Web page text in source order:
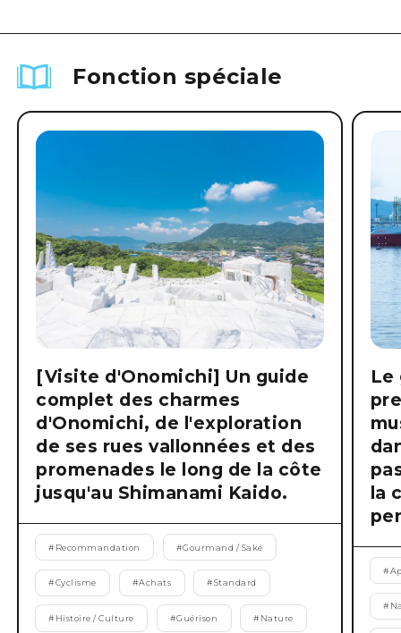
Fonction spéciale
[Visite d'Onomichi] Un guide
complet des charmes
d'Onomichi, de l'exploration
de ses rues vallonnées et des
promenades le long de la côte
jusqu'au Shimanami Kaido.
# Recommandation #Gourmand / Saké
#Cyclisme #Achats #Standard
# Histoire / Culture #Guérison # Nature
Le
la
#
#